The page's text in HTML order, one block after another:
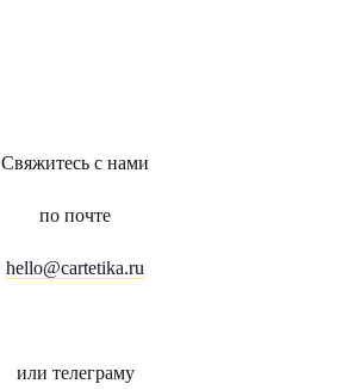
Свяжитесь с нами
по почте
hello@cartetika.ru
или телеграму